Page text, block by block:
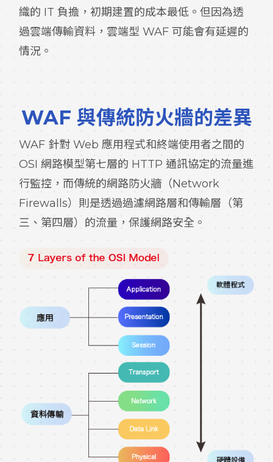
織的 IT 負擔，初期建置的成本最低。但因為透
過雲端傳輸資料，雲端型 WAF 可能會有延遲的
情況。
WAF 與傳統防火牆的差異
WAF 針對 Web 應用程式和終端使用者之間的
OSI 網路模型第七層的 HTTP 通訊協定的流量進
行監控，而傳統的網路防火牆（Network
Firewalls）則是透過過濾網路層和傳輸層（第
三、第四層）的流量，保護網路安全。